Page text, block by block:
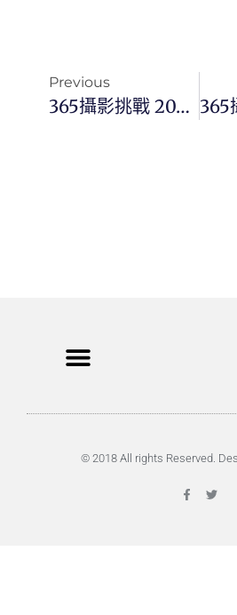
Previous
365攝影挑戰 20230630(五) 181/365 Day2718
© 2018 All rights Reserved.